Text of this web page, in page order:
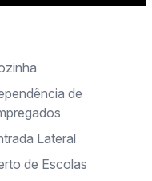
de
Lateral
de Escolas